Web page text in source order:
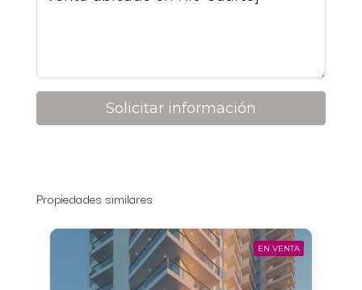
Solicitar información
Propiedades similares
EN VENTA